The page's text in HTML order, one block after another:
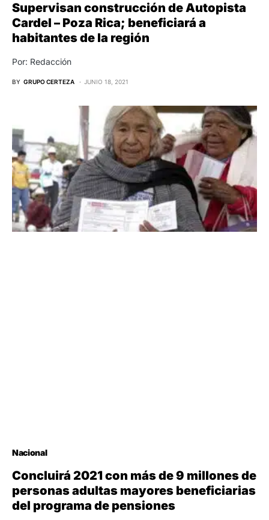
Supervisan construcción de Autopista
Cardel – Poza Rica; beneficiará a
habitantes de la región
Por: Redacción
BY GRUPO CERTEZA JUNIO 18, 2021
Nacional
Concluirá 2021 con más de 9 millones de
personas adultas mayores beneficiarias
del programa de pensiones